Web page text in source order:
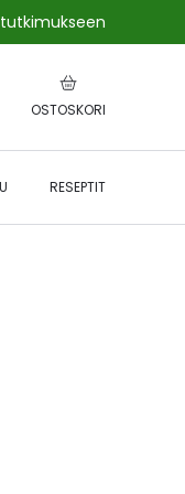
OSTOSKORI
RESEPTIT